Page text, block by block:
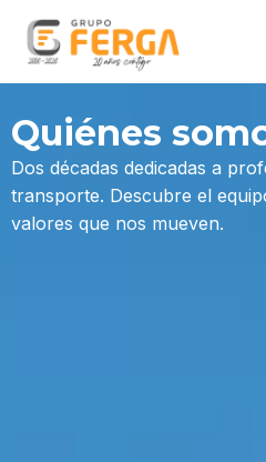
Quiénes
Dos décadas dedicadas a
transporte. Descubre el
valores que nos mueven.